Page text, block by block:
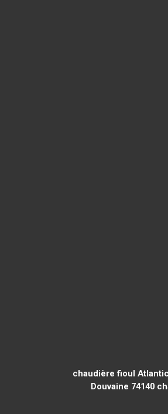
chaudière fioul
Douvaine 74140